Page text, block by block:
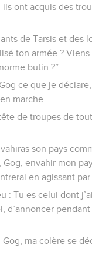
ont acquis des
de Tarsis et des
ton armée ?
butin ?”
ce que je
marche.
de troupes de
son pays
envahir mon
en agissant
: Tu es celui dont
d’annoncer
ma colère se